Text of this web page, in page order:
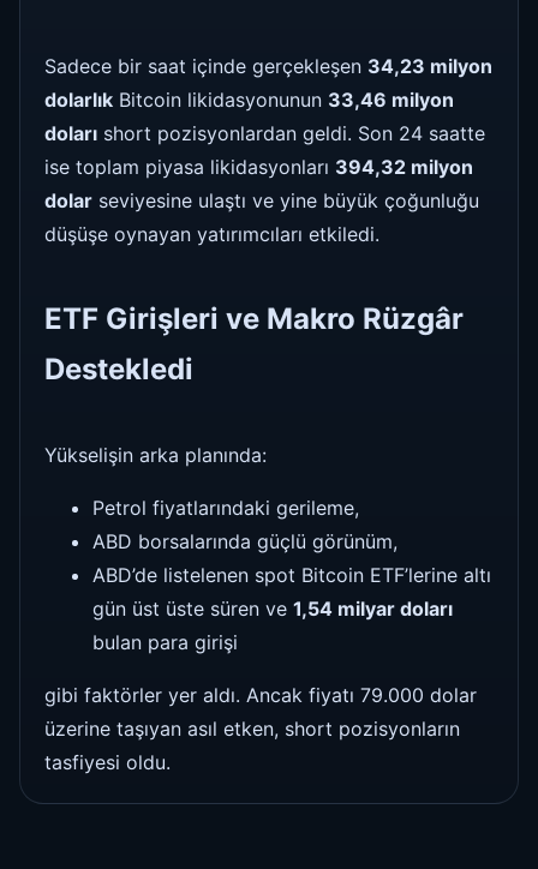
Sadece bir saat içinde gerçekleşen 34,23 milyon
dolarlık Bitcoin likidasyonunun 33,46 milyon
doları short pozisyonlardan geldi. Son 24 saatte
ise toplam piyasa likidasyonları 394,32 milyon
dolar seviyesine ulaştı ve yine büyük çoğunluğu
düşüşe oynayan yatırımcıları etkiledi.
ETF Girişleri ve Makro Rüzgâr
Destekledi
Yükselişin arka planında:
Petrol fiyatlarındaki gerileme,
ABD borsalarında güçlü görünüm,
ABD’de listelenen spot Bitcoin ETF’lerine altı
gün üst üste süren ve 1,54 milyar doları
bulan para girişi
gibi faktörler yer aldı. Ancak fiyatı 79.000 dolar
üzerine taşıyan asıl etken, short pozisyonların
tasfiyesi oldu.